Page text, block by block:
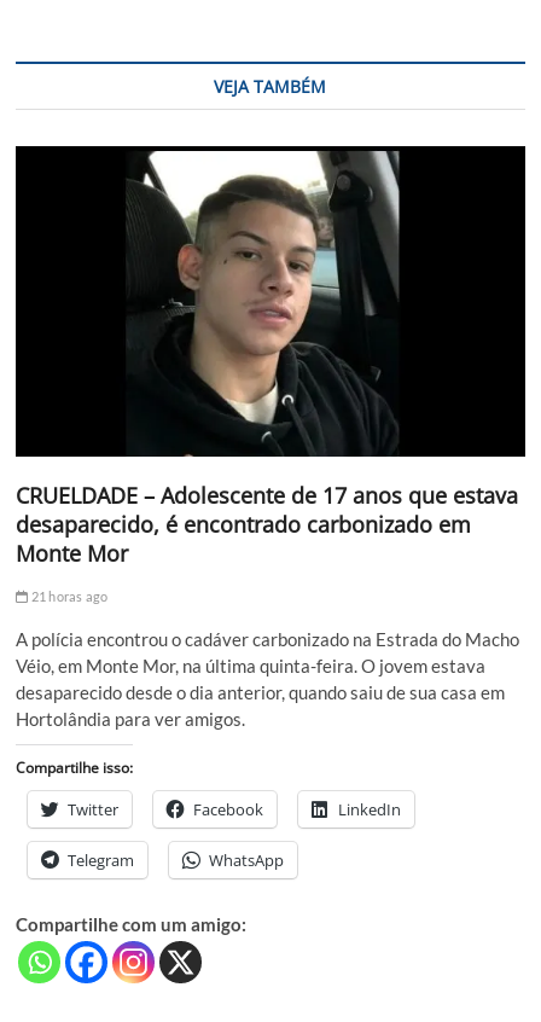
VEJA TAMBÉM
CRUELDADE – Adolescente de 17 anos que estava
desaparecido, é encontrado carbonizado em
Monte Mor
21 horas ago
A polícia encontrou o cadáver carbonizado na Estrada do Macho
Véio, em Monte Mor, na última quinta-feira. O jovem estava
desaparecido desde o dia anterior, quando saiu de sua casa em
Hortolândia para ver amigos.
Compartilhe isso:
Twitter Facebook LinkedIn
Telegram WhatsApp
Compartilhe com um amigo: